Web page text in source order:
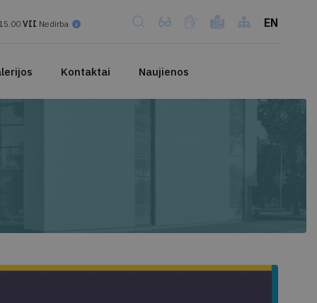
VII Nedirba EN
Kontaktai Naujienos